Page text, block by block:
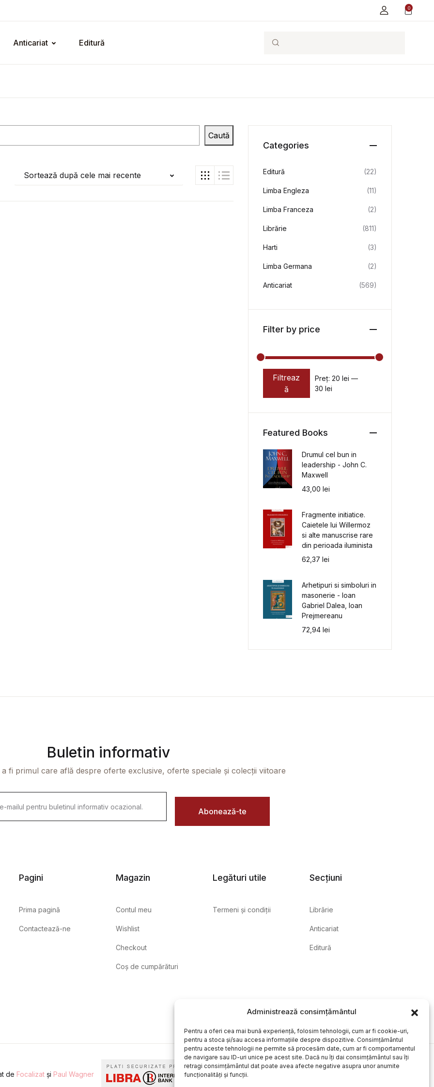
Administrează consimțământul
Pentru a oferi cea mai bună experiență, folosim tehnologii, cum ar fi cookie-uri,
pentru a stoca și/sau accesa informațiile despre dispozitive. Consimțământul
pentru aceste tehnologii ne permite să procesăm date, cum ar fi comportamentul
de navigare sau ID-uri unice pe acest site. Dacă nu îți dai consimțământul sau îți
retragi consimțământul dat poate avea afecte negative asupra unor anumite
funcționalități și funcții.
0
Anticariat Editură Search
Caută
Sortează după cele mai recente
Categories
Editură (22)
Limba Engleza (11)
Limba Franceza (2)
Librărie (811)
Harti (3)
Limba Germana (2)
Anticariat (569)
Filter by price
Preț minim
Preț maxim
Filtreaz
ă
Preț: 20 lei —
30 lei
Featured Books
Drumul cel bun in
leadership - John C.
Maxwell
43,00lei
Fragmente initiatice.
Caietele lui Willermoz
si alte manuscrise rare
din perioada iluminista
62,37lei
Arhetipuri si simboluri in
masonerie - Ioan
Gabriel Dalea, Ioan
Prejmereanu
72,94lei
Buletin informativ
fi primul care află despre oferte exclusive, oferte speciale și colecții viitoare
Abonează-te
Pagini
Prima pagină
Contactează-ne
Magazin
Contul meu
Wishlist
Checkout
Coș de cumpărături
Legături utile
Termeni și condiții
Secțiuni
Librărie
Anticariat
Editură
de Focalizat și Paul Wagner